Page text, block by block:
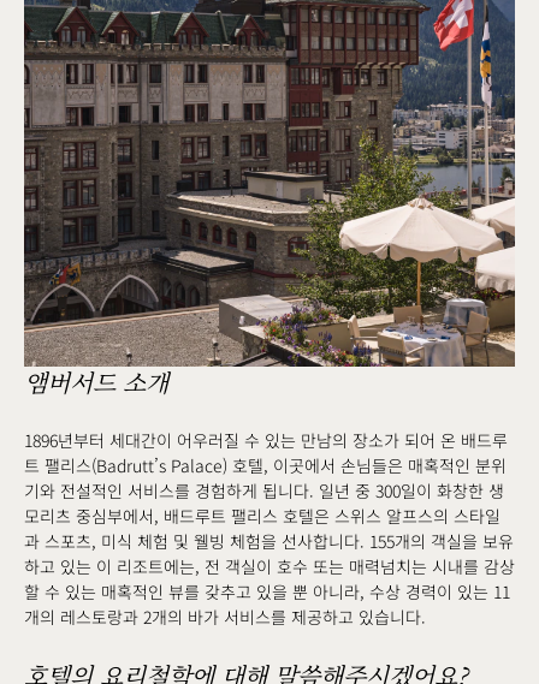
앰버서드 소개
1896년부터 세대간이 어우러질 수 있는 만남의 장소가 되어 온 배드루
트 팰리스(Badrutt’s Palace) 호텔, 이곳에서 손님들은 매혹적인 분위
기와 전설적인 서비스를 경험하게 됩니다. 일년 중 300일이 화창한 생
모리츠 중심부에서, 배드루트 팰리스 호텔은 스위스 알프스의 스타일
과 스포츠, 미식 체험 및 웰빙 체험을 선사합니다. 155개의 객실을 보유
하고 있는 이 리조트에는, 전 객실이 호수 또는 매력넘치는 시내를 감상
할 수 있는 매혹적인 뷰를 갖추고 있을 뿐 아니라, 수상 경력이 있는 11
개의 레스토랑과 2개의 바가 서비스를 제공하고 있습니다.